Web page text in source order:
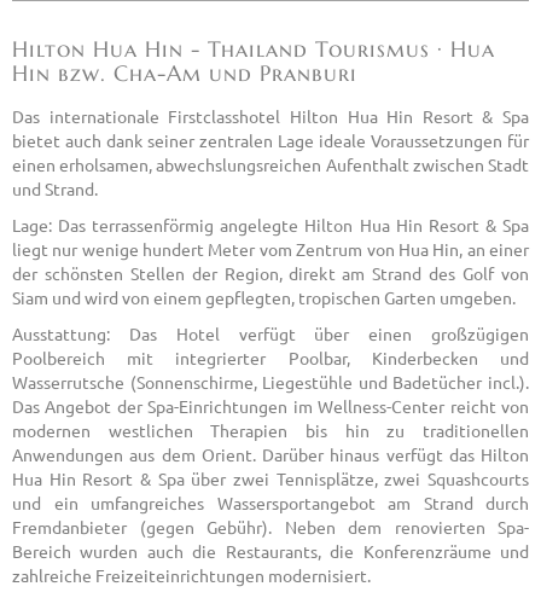
Hilton Hua Hin - Thailand Tourismus · Hua
Hin bzw. Cha-Am und Pranburi
Das internationale Firstclasshotel Hilton Hua Hin Resort & Spa
bietet auch dank seiner zentralen Lage ideale Voraussetzungen für
einen erholsamen, abwechslungsreichen Aufenthalt zwischen Stadt
und Strand.
Lage: Das terrassenförmig angelegte Hilton Hua Hin Resort & Spa
liegt nur wenige hundert Meter vom Zentrum von Hua Hin, an einer
der schönsten Stellen der Region, direkt am Strand des Golf von
Siam und wird von einem gepflegten, tropischen Garten umgeben.
Ausstattung: Das Hotel verfügt über einen großzügigen
Poolbereich mit integrierter Poolbar, Kinderbecken und
Wasserrutsche (Sonnenschirme, Liegestühle und Badetücher incl.).
Das Angebot der Spa-Einrichtungen im Wellness-Center reicht von
modernen westlichen Therapien bis hin zu traditionellen
Anwendungen aus dem Orient. Darüber hinaus verfügt das Hilton
Hua Hin Resort & Spa über zwei Tennisplätze, zwei Squashcourts
und ein umfangreiches Wassersportangebot am Strand durch
Fremdanbieter (gegen Gebühr). Neben dem renovierten Spa-
Bereich wurden auch die Restaurants, die Konferenzräume und
zahlreiche Freizeiteinrichtungen modernisiert.